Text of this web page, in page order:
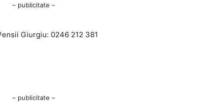
– publicitate –
Giurgiu: 0246 212 381
– publicitate –